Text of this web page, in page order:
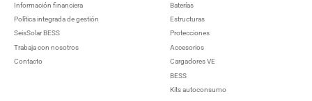
Información financiera
Política integrada de gestión
SeisSolar BESS
Trabaja con nosotros
Contacto
Baterías
Estructuras
Protecciones
Accesorios
Cargadores VE
BESS
Kits autoconsumo